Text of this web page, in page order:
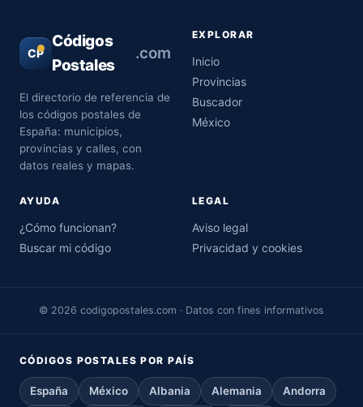
CP
Códigos
Postales
.com
El directorio de referencia de
los códigos postales de
España: municipios,
provincias y calles, con
datos reales y mapas.
EXPLORAR
Inicio
Provincias
Buscador
México
AYUDA
¿Cómo funcionan?
Buscar mi código
LEGAL
Aviso legal
Privacidad y cookies
© 2026 codigopostales.com · Datos con fines informativos
CÓDIGOS POSTALES POR PAÍS
España México Albania Alemania Andorra